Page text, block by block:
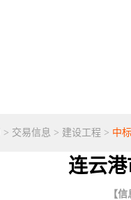
> 交易信息 > 建设工程 > 中
连云
【